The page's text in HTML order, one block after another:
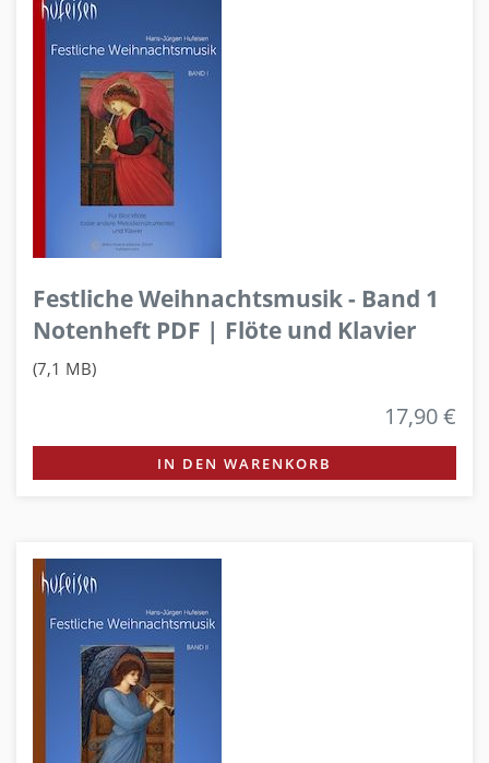
Festliche Weihnachtsmusik - Band 1
Notenheft PDF | Flöte und Klavier
(7,1 MB)
17,90 €
IN DEN WARENKORB